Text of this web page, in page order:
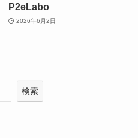
P2eLabo
2026年6月2日
検索